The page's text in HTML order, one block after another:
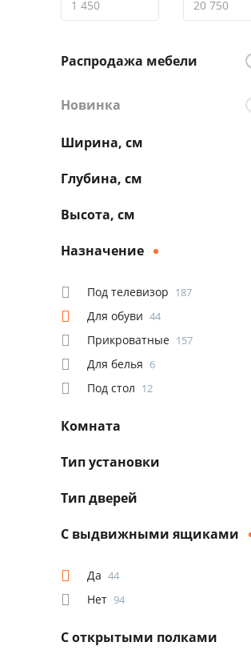
Распродажа мебели
Новинка
Ширина, см
Глубина, см
Высота, см
Назначение
Под телевизор 187
Для обуви 44
Прикроватные 157
Для белья 6
Под стол 12
Комната
Тип установки
Тип дверей
С выдвижными ящиками
Да 44
Нет 94
С открытыми полками